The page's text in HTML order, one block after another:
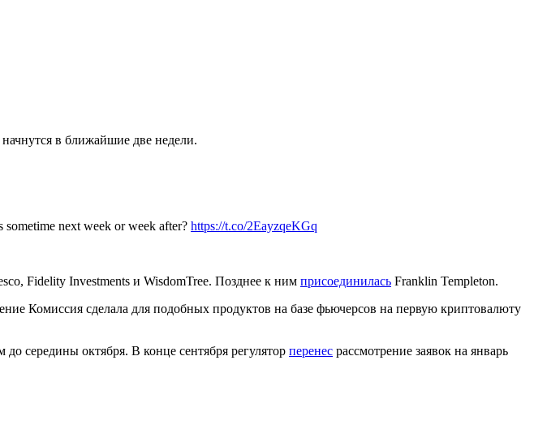
в ближайшие две недели.
next week or week after? https://t.co/2EayzqeKGq
Fidelity Investments и WisdomTree. Позднее к ним присоединилась Franklin Templeton.
Комиссия сделала для подобных продуктов на базе фьючерсов на первую криптовалюту
середины октября. В конце сентября регулятор перенес рассмотрение заявок на январь